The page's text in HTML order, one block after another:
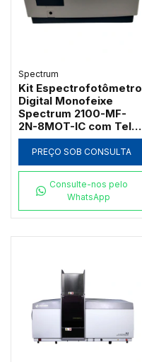
Spectrum
Kit Espectrofotômetro
Digital Monofeixe
Spectrum 2100-MF-
2N-8MOT-IC com Tela
de 7" Banda 2nm 21
CFR e Carrossel 8
Posições
PREÇO SOB CONSULTA
Consulte-nos pelo
WhatsApp